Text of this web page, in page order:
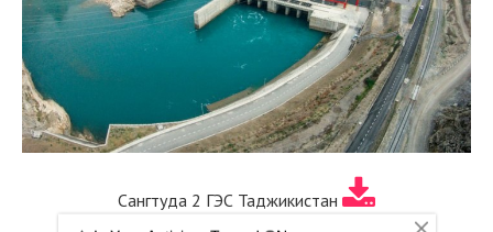
Сангтуда 2 ГЭС Таджикистан